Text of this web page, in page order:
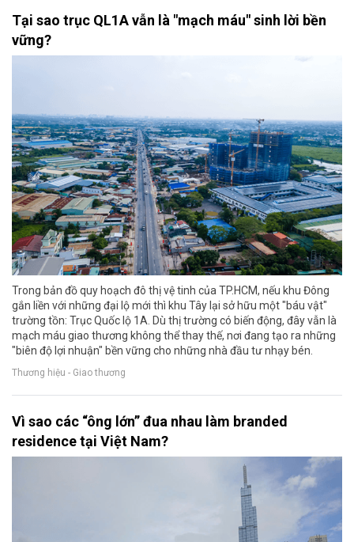
Tại sao trục QL1A vẫn là "mạch máu" sinh lời bền
vững?
Trong bản đồ quy hoạch đô thị vệ tinh của TP.HCM, nếu khu Đông
gắn liền với những đại lộ mới thì khu Tây lại sở hữu một "báu vật"
trường tồn: Trục Quốc lộ 1A. Dù thị trường có biến động, đây vẫn là
mạch máu giao thương không thể thay thế, nơi đang tạo ra những
"biên độ lợi nhuận" bền vững cho những nhà đầu tư nhạy bén.
Thương hiệu - Giao thương
Vì sao các “ông lớn” đua nhau làm branded
residence tại Việt Nam?